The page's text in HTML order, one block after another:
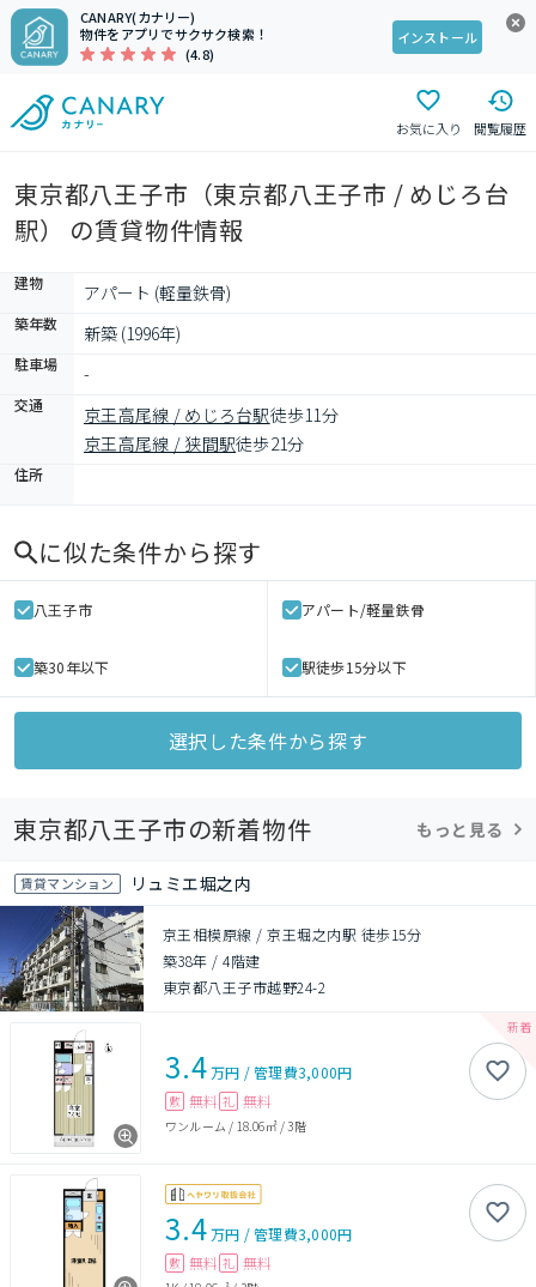
CANARY(カナリー)
物件をアプリでサクサク検索！
(4.8)
インストール
お気に入り 閲覧履歴
東京都八王子市（東京都八王子市 / めじろ台
駅） の賃貸物件情報
建物 アパート (軽量鉄骨)
築年数 新築 (1996年)
駐車場 -
交通 京王高尾線 / めじろ台駅徒歩11分
京王高尾線 / 狭間駅徒歩21分
住所
に似た条件から探す
八王子市 アパート/軽量鉄骨
築30年以下 駅徒歩15分以下
選択した条件から探す
東京都八王子市の新着物件 もっと見る
賃貸マンション リュミエ堀之内
京王相模原線 / 京王堀之内駅 徒歩15分
築38年 /4階建
東京都八王子市越野24-2
3.4万円 /管理費3,000円
敷 無料 礼 無料
ワンルーム / 18.06㎡/3階
3.4万円 /管理費3,000円
敷 無料 礼 無料